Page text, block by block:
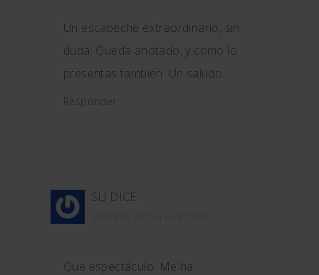
Un escabeche extraordinario, sin
duda. Queda anotado, y como lo
presentas también. Un saludo.
Responder
SU DICE
Que espectáculo. Me ha